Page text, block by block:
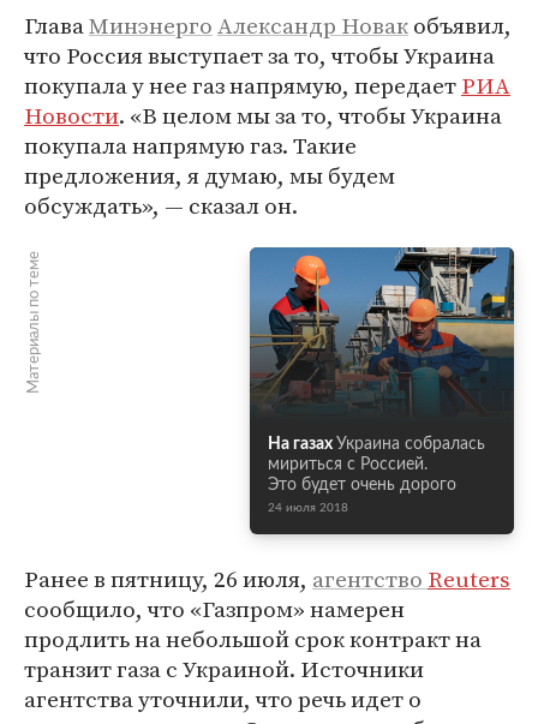
ГлаваМинэнергоАлександр Новакобъявил,
что Россия выступает за то, чтобы Украина
покупала у нее газ напрямую, передаетРИА
Новости. «В целом мы за то, чтобы Украина
покупала напрямую газ. Такие
предложения, я думаю, мы будем
обсуждать», — сказал он.
Материалы по теме
На газах Украина собралась
мириться с Россией.
Это будет очень дорого
24 июля 2018
Ранее в пятницу, 26 июля, агентство Reuters
сообщило, что «Газпром» намерен
продлить на небольшой срок контракт на
транзит газа с Украиной. Источники
агентства уточнили, что речь идет о